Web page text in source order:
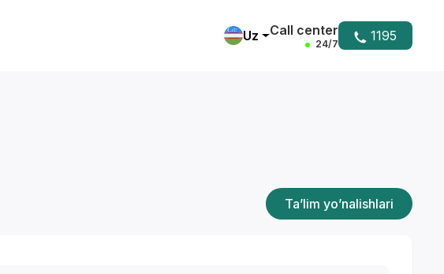
Uz Call center
24/7 1195
Ta’lim yo’nalishlari